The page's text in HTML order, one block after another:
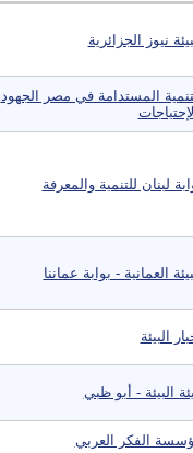
نيوز الجزائرية
المستدامة في مصر الجهود
لبنان للتنمية والمعرفة
العمانية - بوابة عماننا
البيئة
البيئة - أبو ظبي
الفكر العربي